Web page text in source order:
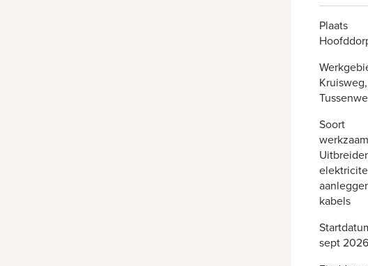
Plaats
Kruisweg,
Soort
kabels
sept 2026